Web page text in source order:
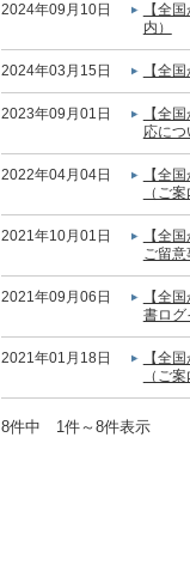
2024年09月10日
【全
内）
2024年03月15日 【全
2023年09月01日
【全
応に
2022年04月04日
【全
（ご
2021年10月01日
【全
ご留
2021年09月06日
【全
書ログ
2021年01月18日
【全
（ご
8件中 1件～8件表示